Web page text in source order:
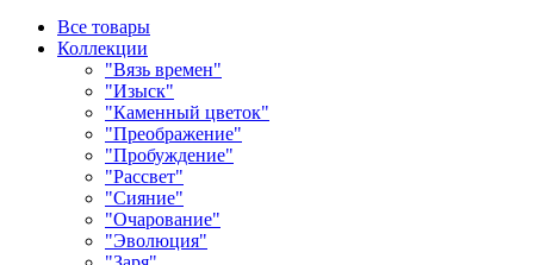
Все товары
Коллекции
"Вязь времен"
"Изыск"
"Каменный цветок"
"Преображение"
"Пробуждение"
"Рассвет"
"Сияние"
"Очарование"
"Эволюция"